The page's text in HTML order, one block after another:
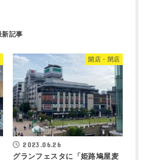
開店・閉店
2023.06.26
グランフェスタに「姫路鳩屋麦